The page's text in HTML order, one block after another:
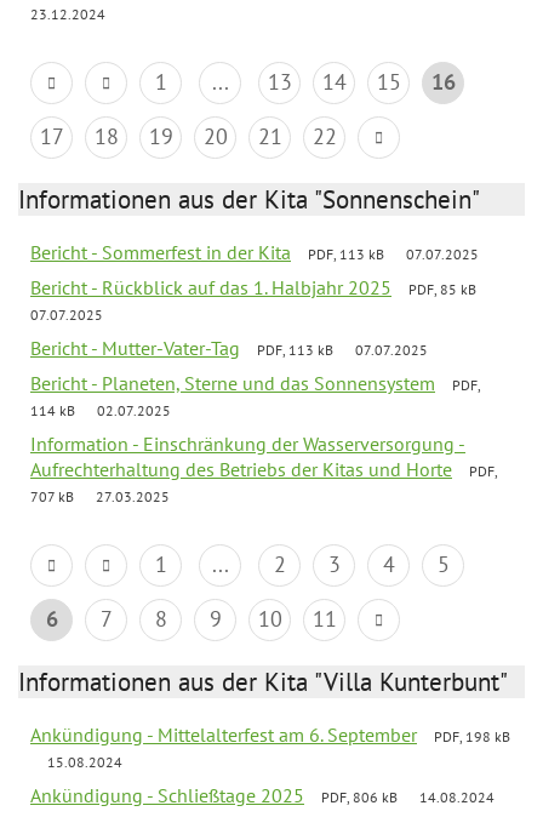
23.12.2024
1 ... 13 14 15
16
17
18 19 20 21 22
Informationen aus der Kita "Sonnenschein"
Bericht - Sommerfest in der Kita PDF, 113 kB 07.07.2025
Bericht - Rückblick auf das 1. Halbjahr 2025
PDF, 85 kB
07.07.2025
Bericht - Mutter-Vater-Tag PDF, 113 kB 07.07.2025
Bericht - Planeten, Sterne und das Sonnensystem
PDF,
114 kB
02.07.2025
Information - Einschränkung der Wasserversorgung -
Aufrechterhaltung des Betriebs der Kitas und Horte
PDF,
707 kB
27.03.2025
1 ... 2 3 4
5
6
7 8 9 10 11
Informationen aus der Kita "Villa Kunterbunt"
Ankündigung - Mittelalterfest am 6. September
PDF, 198 kB
15.08.2024
Ankündigung - Schließtage 2025 PDF, 806 kB 14.08.2024